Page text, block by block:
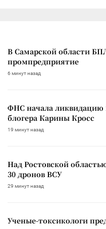
В Самарской области
промпредприятие
6 минут назад
ФНС начала
блогера Карины Кросс
19 минут назад
Над Ростовской
30 дронов ВСУ
29 минут назад
Ученые-токсикологи